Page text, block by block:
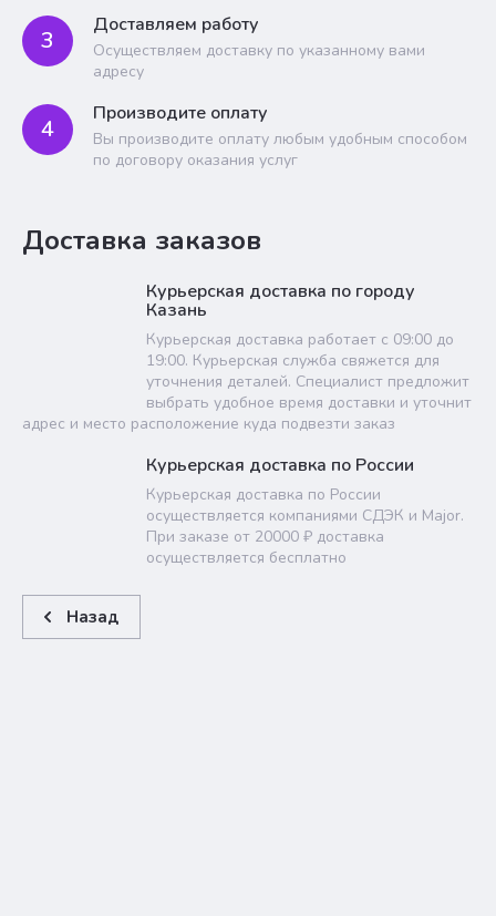
3
Доставляем работу
Осуществляем доставку по указанному вами
адресу
4
Производите оплату
Вы производите оплату любым удобным способом
по договору оказания услуг
Доставка заказов
Курьерская доставка по городу
Казань
Курьерская доставка работает с 09:00 до
19:00. Курьерская служба свяжется для
уточнения деталей. Специалист предложит
выбрать удобное время доставки и уточнит
адрес и место расположение куда подвезти заказ
Курьерская доставка по России
Курьерская доставка по России
осуществляется компаниями СДЭК и Major.
При заказе от 20000 ₽ доставка
осуществляется бесплатно
Назад